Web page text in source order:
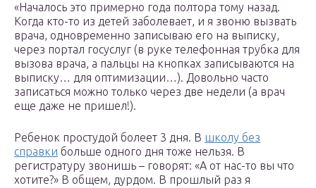
«Началось это примерно года полтора тому назад.
Когда кто-то из детей заболевает, и я звоню вызвать
врача, одновременно записываю его на выписку,
через портал госуслуг (в руке телефонная трубка для
вызова врача, а пальцы на кнопках записываются на
выписку… для оптимизации…). Довольно часто
записаться можно только через две недели (а врач
еще даже не пришел!).
Ребенок простудой болеет 3 дня. В школу без
справки больше одного дня тоже нельзя. В
регистратуру звонишь – говорят: «А от нас-то вы что
хотите?» В общем, дурдом. В прошлый раз я